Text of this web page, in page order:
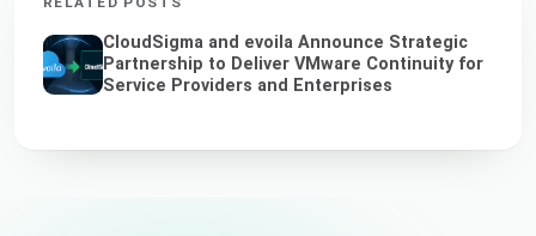
CloudSigma and evoila Announce Strategic
Partnership to Deliver VMware Continuity for
Service Providers and Enterprises